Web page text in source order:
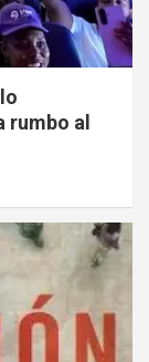
rumbo al